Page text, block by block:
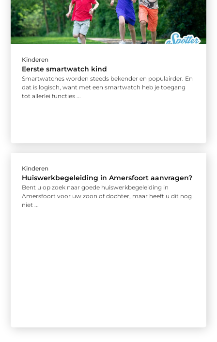
Kinderen
Eerste smartwatch kind
Smartwatches worden steeds bekender en populairder. En
dat is logisch, want met een smartwatch heb je toegang
tot allerlei functies ...
Kinderen
Huiswerkbegeleiding in Amersfoort aanvragen?
Bent u op zoek naar goede huiswerkbegeleiding in
Amersfoort voor uw zoon of dochter, maar heeft u dit nog
niet ...